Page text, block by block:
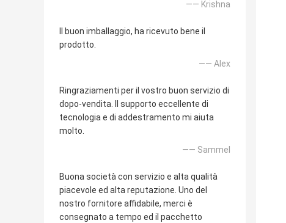
—— Krishna
Il buon imballaggio, ha ricevuto bene il
prodotto.
—— Alex
Ringraziamenti per il vostro buon servizio di
dopo-vendita. Il supporto eccellente di
tecnologia e di addestramento mi aiuta
molto.
—— Sammel
Buona società con servizio e alta qualità
piacevole ed alta reputazione. Uno del
nostro fornitore affidabile, merci è
consegnato a tempo ed il pacchetto